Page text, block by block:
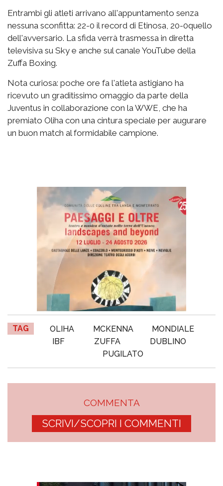
Entrambi gli atleti arrivano all'appuntamento senza
nessuna sconfitta: 22-0 il record di Etinosa, 20-0quello
dell'avversario. La sfida verrà trasmessa in diretta
televisiva su Sky e anche sul canale YouTube della
Zuffa Boxing.
Nota curiosa: poche ore fa l'atleta astigiano ha
ricevuto un graditissimo omaggio da parte della
Juventus in collaborazione con la WWE, che ha
premiato Oliha con una cintura speciale per augurare
un buon match al formidabile campione.
TAG OLIHA MCKENNA
MONDIALE
IBF
ZUFFA
DUBLINO
PUGILATO
COMMENTA
SCRIVI/SCOPRI I COMMENTI